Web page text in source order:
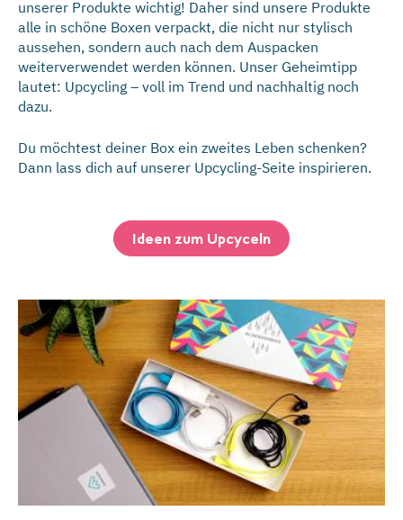
unserer Produkte wichtig! Daher sind unsere Produkte
alle in schöne Boxen verpackt, die nicht nur stylisch
aussehen, sondern auch nach dem Auspacken
weiterverwendet werden können. Unser Geheim­tipp
lautet: Upcycling – voll im Trend und nachhaltig noch
dazu.
Du möchtest deiner Box ein zweites Leben schenken?
Dann lass dich auf unserer Upcycling-Seite inspirieren.
Ideen zum Upcyceln